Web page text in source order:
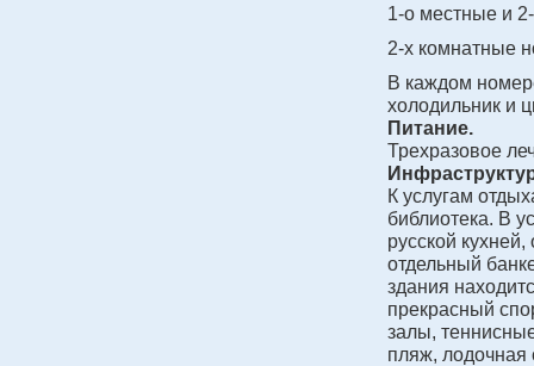
1-о местные и
2-х комнатные
В каждом
холодильник и
Питание.
Трехразовое
К услугам
библиотека. В
русской
отдельный
здания
прекрасный
залы,
пляж, лодочная